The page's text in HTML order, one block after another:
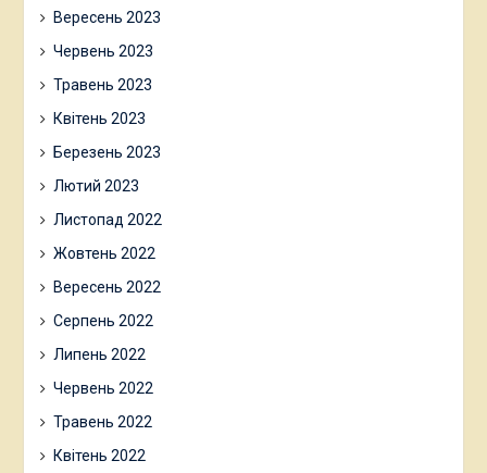
Вересень 2023
Червень 2023
Травень 2023
Квітень 2023
Березень 2023
Лютий 2023
Листопад 2022
Жовтень 2022
Вересень 2022
Серпень 2022
Липень 2022
Червень 2022
Травень 2022
Квітень 2022